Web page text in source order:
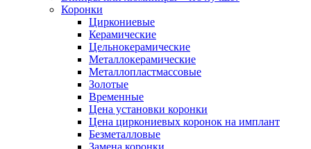
Коронки
Циркониевые
Керамические
Цельнокерамические
Металлокерамические
Металлопластмассовые
Золотые
Временные
Цена установки коронки
Цена циркониевых коронок на имплант
Безметалловые
Замена коронки